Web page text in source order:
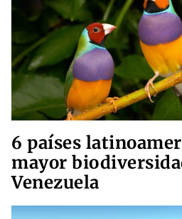
6 países
mayor
Venezuela